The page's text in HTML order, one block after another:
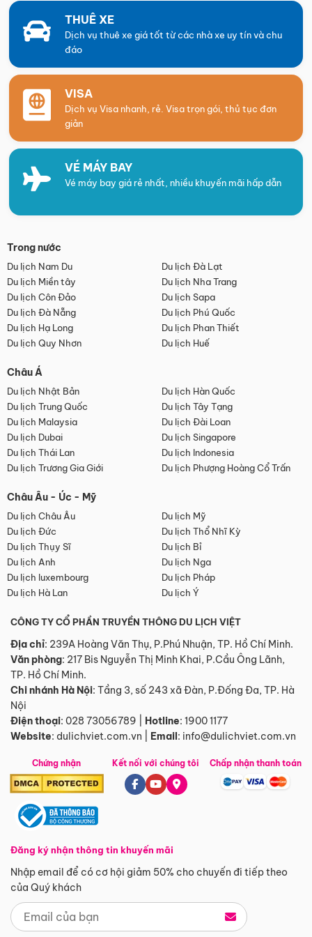
THUÊ XE
Dịch vụ thuê xe giá tốt từ các nhà xe uy tín và chu
đáo
VISA
Dịch vụ Visa nhanh, rẻ. Visa trọn gói, thủ tục đơn
giản
VÉ MÁY BAY
Vé máy bay giá rẻ nhất, nhiều khuyến mãi hấp dẫn
Trong nước
Du lịch Nam Du
Du lịch Đà Lạt
Du lịch Miền tây
Du lịch Nha Trang
Du lịch Côn Đảo
Du lịch Sapa
Du lịch Đà Nẵng
Du lịch Phú Quốc
Du lịch Hạ Long
Du lịch Phan Thiết
Du lịch Quy Nhơn
Du lịch Huế
Châu Á
Du lịch Nhật Bản
Du lịch Hàn Quốc
Du lịch Trung Quốc
Du lịch Tây Tạng
Du lịch Malaysia
Du lịch Đài Loan
Du lịch Dubai
Du lịch Singapore
Du lịch Thái Lan
Du lịch Indonesia
Du lịch Trương Gia Giới
Du lịch Phượng Hoàng Cổ Trấn
Châu Âu - Úc - Mỹ
Du lịch Châu Âu
Du lịch Mỹ
Du lịch Đức
Du lịch Thổ Nhĩ Kỳ
Du lịch Thụy Sĩ
Du lịch Bỉ
Du lịch Anh
Du lịch Nga
Du lịch luxembourg
Du lịch Pháp
Du lịch Hà Lan
Du lịch Ý
CÔNG TY CỔ PHẦN TRUYỀN THÔNG DU LỊCH VIỆT
Địa chỉ: 239A Hoàng Văn Thụ, P.Phú Nhuận, TP. Hồ Chí Minh.
Văn phòng: 217 Bis Nguyễn Thị Minh Khai, P.Cầu Ông Lãnh,
TP. Hồ Chí Minh.
Chi nhánh Hà Nội: Tầng 3, số 243 xã Đàn, P.Đống Đa, TP. Hà
Nội
Điện thoại: 028 73056789 Hotline: 1900 1177
Website: dulichviet.com.vn Email: info@dulichviet.com.vn
Chứng nhận
Đăng ký nhận thông tin khuyến mãi
Nhập email để có cơ hội giảm 50% cho chuyến đi tiếp theo
của Quý khách
Kết nối với chúng tôi Chấp nhận thanh toán